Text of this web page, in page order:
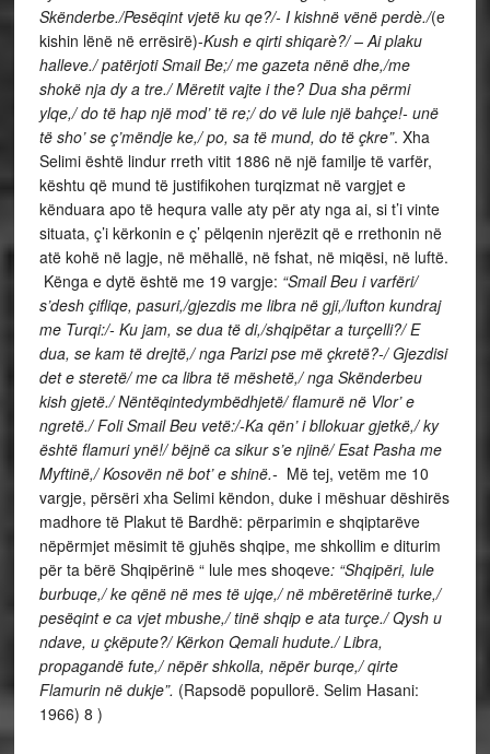
Skënderbe./Pesëqint vjetë ku qe?/- I kishnë vënë perdè./(e
kishin lënë në errësirë)-Kush e qirti shiqarè?/ – Ai plaku
halleve./ patërjoti Smail Be;/ me gazeta nënë dhe,/me
shokë nja dy a tre./ Mëretit vajte i the? Dua sha përmi
ylqe,/ do të hap një mod’ të re;/ do vë lule një bahçe!- unë
të sho’ se ç’mëndje ke,/ po, sa të mund, do të çkre”. Xha
Selimi është lindur rreth vitit 1886 në një familje të varfër,
kështu që mund të justifikohen turqizmat në vargjet e
kënduara apo të hequra valle aty për aty nga ai, si t’i vinte
situata, ç’i kërkonin e ç’ pëlqenin njerëzit që e rrethonin në
atë kohë në lagje, në mëhallë, në fshat, në miqësi, në luftë.
Kënga e dytë është me 19 vargje: “Smail Beu i varfëri/
s’desh çifliqe, pasuri,/gjezdis me libra në gji,/lufton kundraj
me Turqi:/- Ku jam, se dua të di,/shqipëtar a turçelli?/ E
dua, se kam të drejtë,/ nga Parizi pse më çkretë?-/ Gjezdisi
det e steretë/ me ca libra të mëshetë,/ nga Skënderbeu
kish gjetë./ Nëntëqintedymbëdhjetë/ flamurë në Vlor’ e
ngretë./ Foli Smail Beu vetë:/-Ka qën’ i bllokuar gjetkë,/ ky
është flamuri ynë!/ bëjnë ca sikur s’e njinë/ Esat Pasha me
Myftinë,/ Kosovën në bot’ e shinë.- Më tej, vetëm me 10
vargje, përsëri xha Selimi këndon, duke i mëshuar dëshirës
madhore të Plakut të Bardhë: përparimin e shqiptarëve
nëpërmjet mësimit të gjuhës shqipe, me shkollim e diturim
për ta bërë Shqipërinë “ lule mes shoqeve: “Shqipëri, lule
burbuqe,/ ke qënë në mes të ujqe,/ në mbëretërinë turke,/
pesëqint e ca vjet mbushe,/ tinë shqip e ata turçe./ Qysh u
ndave, u çkëpute?/ Kërkon Qemali hudute./ Libra,
propagandë fute,/ nëpër shkolla, nëpër burqe,/ qirte
Flamurin në dukje”. (Rapsodë popullorë. Selim Hasani:
1966) 8 )